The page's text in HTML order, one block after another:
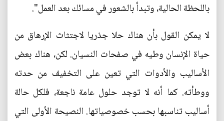
باللحظة الحالية، وتبدأ بالشعور في مسائك بعد العمل".
لا يمكن القول بأن هناك حلا جذريا لاجتثاث الإرهاق من
حياة الإنسان وطيه في صفحات النسيان. لكن، هناك بعض
الأساليب والأدوات التي تعين على التخفيف من حدته
ووطأته. كما أنه لا توجد حلول عامة ناجعة، فلكل حالة
أساليب تناسبها بحسب خصوصياتها. النصيحة الأولى التي